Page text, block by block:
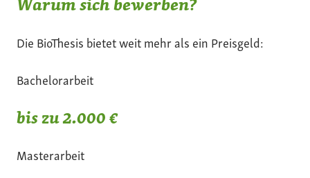
Die BioThesis bietet weit mehr als ein Preisgeld:
Bachelorarbeit
bis zu 2.000 €
Masterarbeit